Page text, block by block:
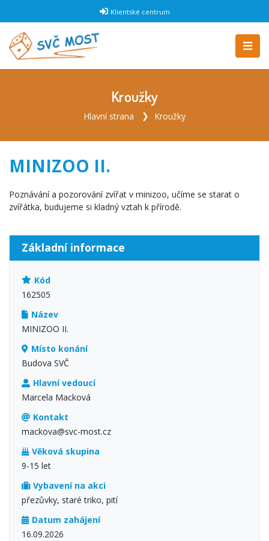
Klientské centrum
Kroužky
Hlavní strana Kroužky
MINIZOO II.
Poznávání a pozorování zvířat v minizoo, učíme se starat o
zvířátka, budujeme si kladný vztah k přírodě.
Základní informace
Kód
162505
Název
MINIZOO II.
Místo konání
Budova SVČ
Hlavní vedoucí
Marcela Macková
Kontakt
mackova@svc-most.cz
Věková skupina
9-15 let
Vybavení na akci
přezůvky, staré triko, pití
Datum zahájení
16.09.2026